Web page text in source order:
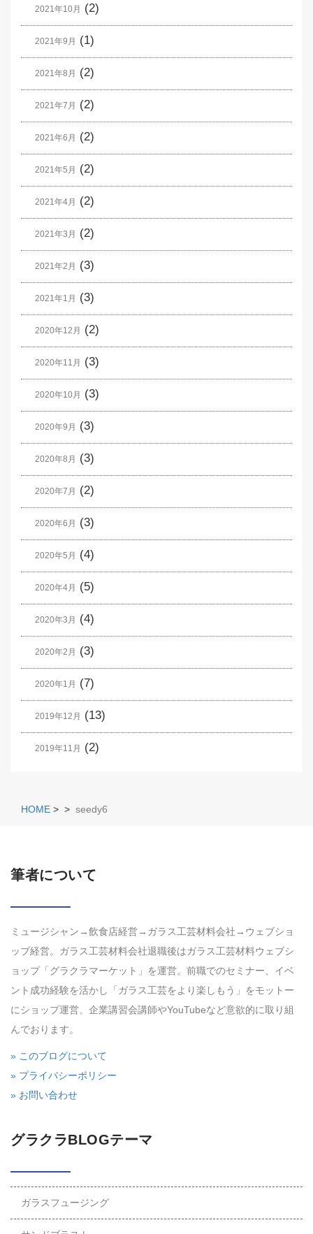
2021年10月 (2)
2021年9月 (1)
2021年8月 (2)
2021年7月 (2)
2021年6月 (2)
2021年5月 (2)
2021年4月 (2)
2021年3月 (2)
2021年2月 (3)
2021年1月 (3)
2020年12月 (2)
2020年11月 (3)
2020年10月 (3)
2020年9月 (3)
2020年8月 (3)
2020年7月 (2)
2020年6月 (3)
2020年5月 (4)
2020年4月 (5)
2020年3月 (4)
2020年2月 (3)
2020年1月 (7)
2019年12月 (13)
2019年11月 (2)
HOME > > seedy6
筆者について
ミュージシャン→飲食店経営→ガラス工芸材料会社→ウェブショ
ップ経営。ガラス工芸材料会社退職後はガラス工芸材料ウェブシ
ョップ「グラクラマーケット」を運営。前職でのセミナー、イベ
ント成功経験を活かし「ガラス工芸をより楽しもう」をモットー
にショップ運営、企業講習会講師やYouTubeなど意欲的に取り組
んでおります。
» このブログについて
» プライバシーポリシー
» お問い合わせ
グラクラBLOGテーマ
ガラスフュージング